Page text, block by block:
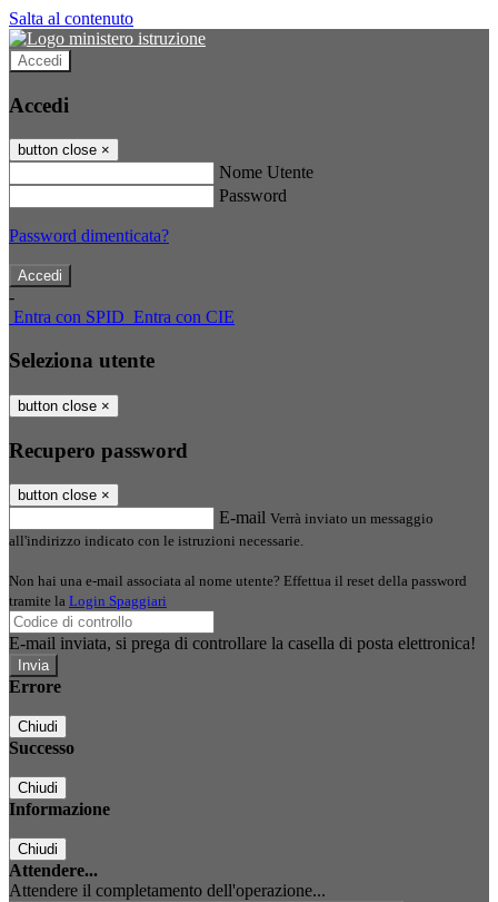
Salta al contenuto
Accedi
Accedi
button close ×
Nome Utente
Password
Password dimenticata?
-
Entra con SPID Entra con CIE
Seleziona utente
button close ×
Recupero password
button close ×
E-mail Verrà inviato un messaggio
all'indirizzo indicato con le istruzioni necessarie.
Non hai una e-mail associata al nome utente? Effettua il reset della password
tramite la Login Spaggiari
E-mail inviata, si prega di controllare la casella di posta elettronica!
Errore
Chiudi
Successo
Chiudi
Informazione
Chiudi
Attendere...
Attendere il completamento dell'operazione...